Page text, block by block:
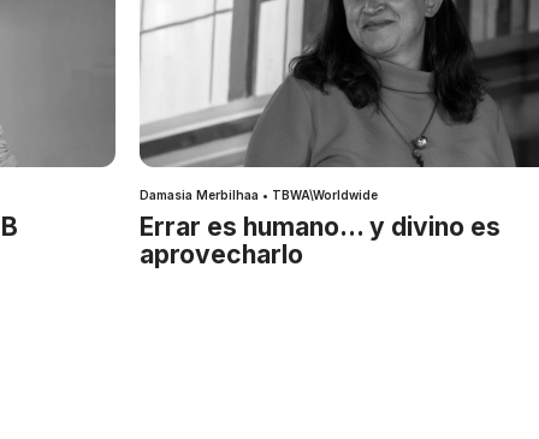
Damasia Merbilhaa • TBWA\Worldwide
Errar es humano… y divino es
aprovecharlo